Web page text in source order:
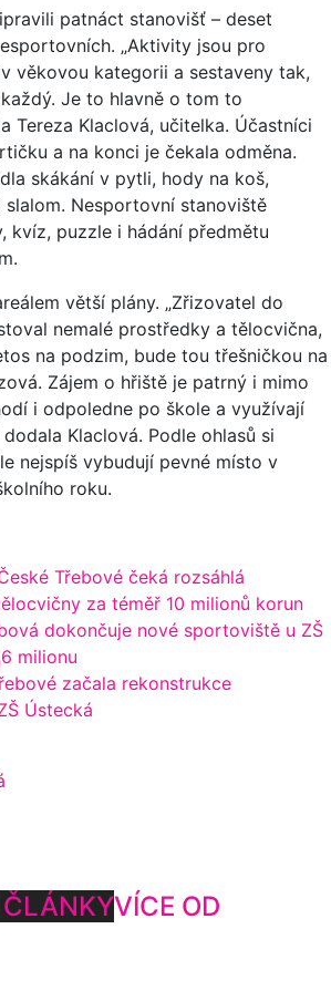
patnáct stanovišť – deset
„Aktivity jsou pro
věkovou kategorii a sestaveny tak,
Je to hlavně o tom to
Tereza Klaclová, učitelka. Účastníci
a na konci je čekala odměna.
skákání v pytli, hody na koš,
slalom. Nesportovní stanoviště
kvíz, puzzle i hádání předmětu
větší plány. „Zřizovatel do
nemalé prostředky a tělocvična,
na podzim, bude tou třešničkou na
Zájem o hřiště je patrný i mimo
i odpoledne po škole a využívají
Klaclová. Podle ohlasů si
nejspíš vybudují pevné místo v
roku.
Třebové čeká rozsáhlá
za téměř 10 milionů korun
dokončuje nové sportoviště u ZŠ
milionu
začala rekonstrukce
Ústecká
ČLÁNKYVÍCE OD